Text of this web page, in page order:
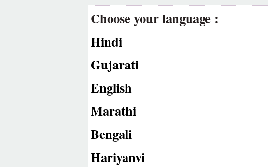
Choose your language :
Hindi
Gujarati
English
Marathi
Bengali
Hariyanvi